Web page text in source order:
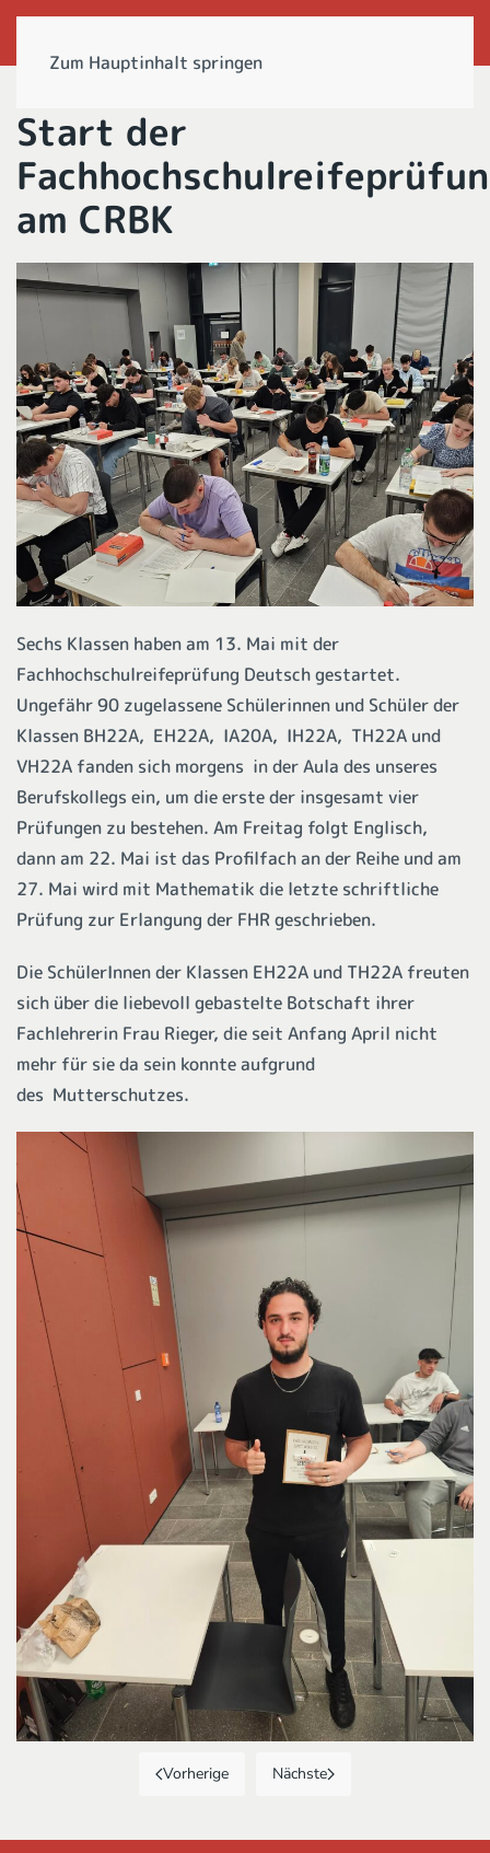
Zum Hauptinhalt springen
Start der
am CRBK
Sechs Klassen haben am 13. Mai mit der
Fachhochschulreifeprüfung Deutsch gestartet.
Ungefähr 90 zugelassene Schülerinnen und Schüler der
Klassen BH22A, EH22A, IA20A, IH22A, TH22A und
VH22A fanden sich morgens in der Aula des unseres
Berufskollegs ein, um die erste der insgesamt vier
Prüfungen zu bestehen. Am Freitag folgt Englisch,
dann am 22. Mai ist das Profilfach an der Reihe und am
27. Mai wird mit Mathematik die letzte schriftliche
Prüfung zur Erlangung der FHR geschrieben.
Die SchülerInnen der Klassen EH22A und TH22A freuten
sich über die liebevoll gebastelte Botschaft ihrer
Fachlehrerin Frau Rieger, die seit Anfang April nicht
mehr für sie da sein konnte aufgrund
des Mutterschutzes.
Vorherige Nächste